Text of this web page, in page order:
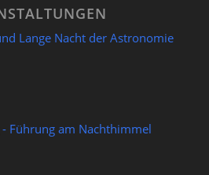
Lange Nacht der Astronomie
Führung am Nachthimmel